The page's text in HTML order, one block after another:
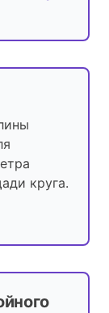
круга.